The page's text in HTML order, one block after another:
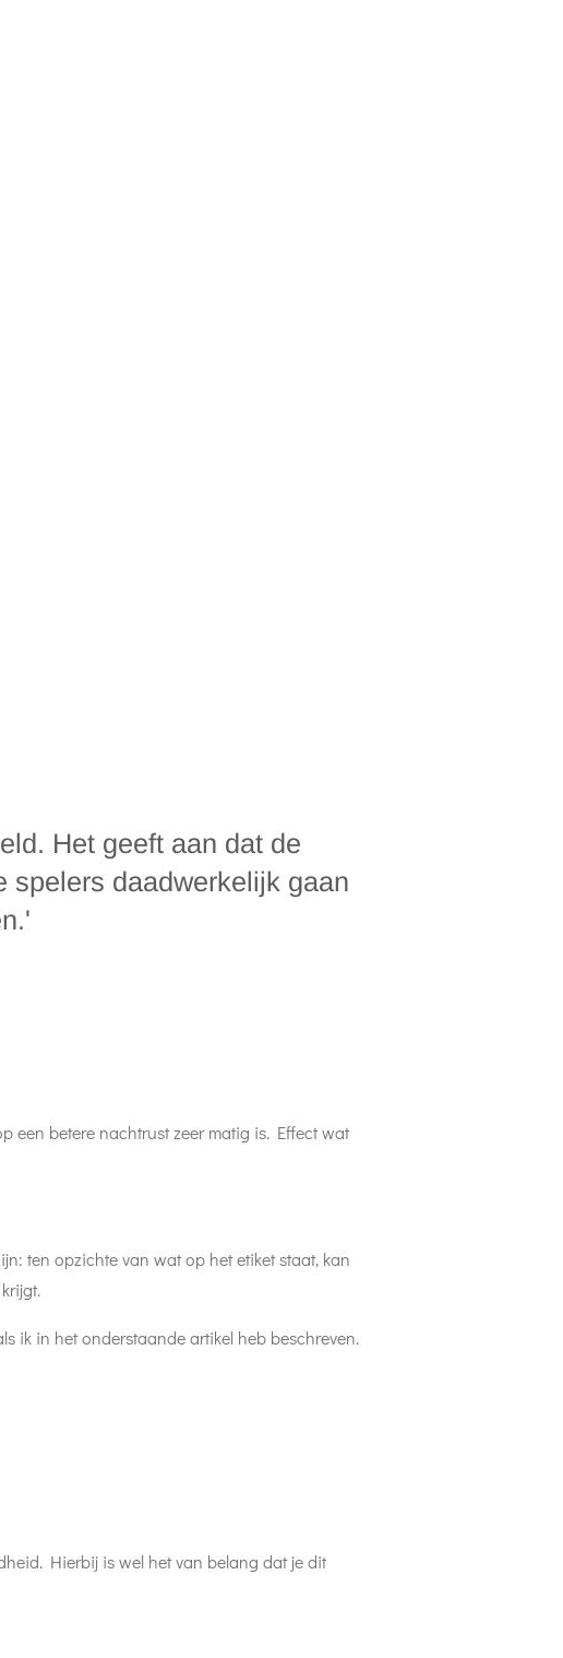
Het geeft aan dat de
spelers daadwerkelijk gaan
een betere nachtrust zeer matig is. Effect wat
ten opzichte van wat op het etiket staat, kan
ik in het onderstaande artikel heb beschreven.
Hierbij is wel het van belang dat je dit